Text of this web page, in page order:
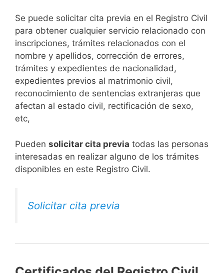
Se puede solicitar cita previa en el Registro Civil
para obtener cualquier servicio relacionado con
inscripciones, trámites relacionados con el
nombre y apellidos, corrección de errores,
trámites y expedientes de nacionalidad,
expedientes previos al matrimonio civil,
reconocimiento de sentencias extranjeras que
afectan al estado civil, rectificación de sexo,
etc,
​Pueden solicitar cita previa todas las personas
interesadas en realizar alguno de los trámites
disponibles en este Registro Civil.​
Solicitar cita previa